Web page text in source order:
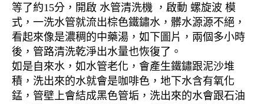
等了約15分，開啟 水管清洗機 ，啟動 螺旋波 模
式，一洗水管就流出棕色鐵鏽水，髒水源源不絕，
看起來像是濃稠的中藥湯，如下圖片，兩個多小時
後，管路清洗乾淨出水量也恢復了。
如是自來水，如水管老化，會產生鐵鏽跟泥沙堆
積，洗出來的水就會是咖啡色，地下水含有氧化
錳，管壁上會結成黑色管垢，洗出來的水會跟石油